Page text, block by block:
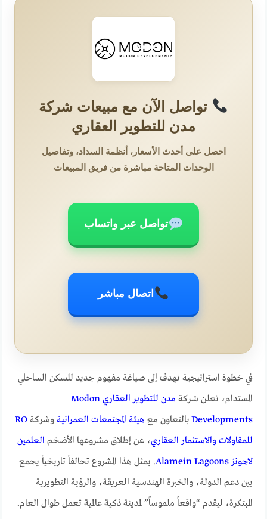
تواصل الآن مع مبيعات شركة
مدن للتطوير العقاري
احصل على أحدث الأسعار، أنظمة السداد، وتفاصيل
الوحدات المتاحة مباشرة من فريق المبيعات
تواصل عبر واتساب
اتصال مباشر
في خطوة استراتيجية تهدف إلى صياغة مفهوم جديد للسكن الساحلي
المستدام، تعلن شركة
مدن للتطوير العقاري Modon
Developments بالتعاون مع هيئة المجتمعات العمرانية وشركةRO
للمقاولات والاستثمار العقاري، عن إطلاق مشروعها الأضخم العلمين
لاجونز Alamein Lagoons
. يمثل هذا المشروع تحالفاً تاريخياً يجمع
بين دعم الدولة، والخبرة الهندسية العريقة، والرؤية التطويرية
المبتكرة، ليقدم “واقعاً ملموساً” لمدينة ذكية عالمية تعمل طوال العام.